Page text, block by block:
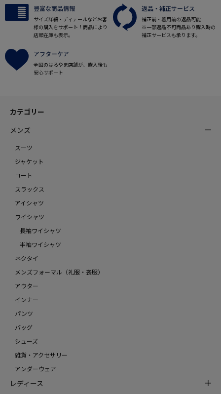
豊富な商品情報
サイズ詳細・ディテールなどお客
様の購入をサポート！商品により
店頭在庫も表示。
返品・補正サービス
補正前・着用前の返品可能
※一部返品不可商品あり購入時の
補正サービスも承ります。
アフターケア
全国のはるやま店舗が、購入後も
安心サポート
カテゴリー
メンズ
スーツ
ジャケット
コート
スラックス
アイシャツ
ワイシャツ
長袖ワイシャツ
半袖ワイシャツ
ネクタイ
メンズフォーマル（礼服・喪服）
アウター
インナー
パンツ
バッグ
シューズ
雑貨・アクセサリー
アンダーウェア
レディース